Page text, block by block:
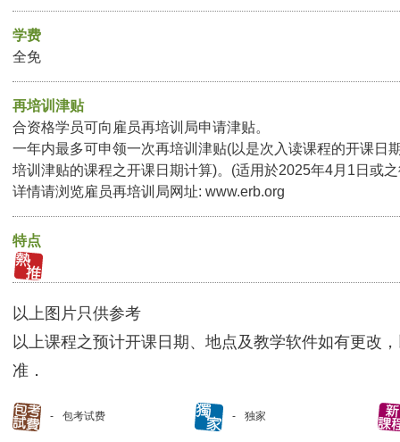
学费
全免
再培训津贴
合资格学员可向雇员再培训局申请津贴。
一年内最多可申领一次再培训津贴(以是次入读课程的开课日
培训津贴的课程之开课日期计算)。(适用於2025年4月1日或
详情请浏览雇员再培训局网址: www.erb.org
特点
以上图片只供参考
以上课程之预计开课日期、地点及教学软件如有更改
准．
包考试费 独家